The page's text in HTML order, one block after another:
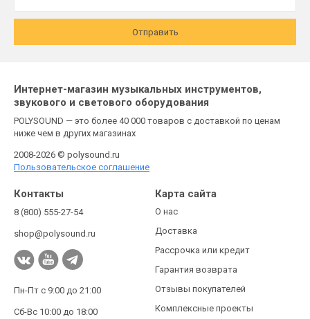
Отправить
Интернет-магазин музыкальных инструментов,
звукового и светового оборудования
POLYSOUND — это более 40 000 товаров с доставкой по ценам
ниже чем в других магазинах
2008-2026 © polysound.ru
Пользовательское соглашение
Контакты
8 (800) 555-27-54
shop@polysound.ru
Пн-Пт с 9:00 до 21:00
Сб-Вс 10:00 до 18:00
Карта сайта
О нас
Доставка
Рассрочка или кредит
Гарантия возврата
Отзывы покупателей
Комплексные проекты